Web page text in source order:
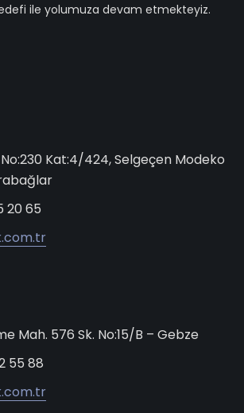
ile yolumuza devam etmekteyiz.
Kat:4/424, Selgeçen Modeko
20 65
Mah. 576 Sk. No:15/B – Gebze
55 88